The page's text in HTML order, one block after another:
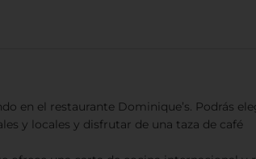
en el restaurante Dominique’s. Podrás
y locales y disfrutar de una taza de café